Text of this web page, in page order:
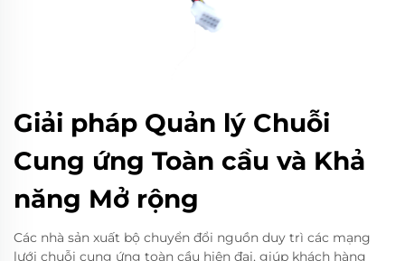
Giải pháp Quản lý Chuỗi
Cung ứng Toàn cầu và Khả
năng Mở rộng
Các nhà sản xuất bộ chuyển đổi nguồn duy trì các mạng
lưới chuỗi cung ứng toàn cầu hiện đại, giúp khách hàng